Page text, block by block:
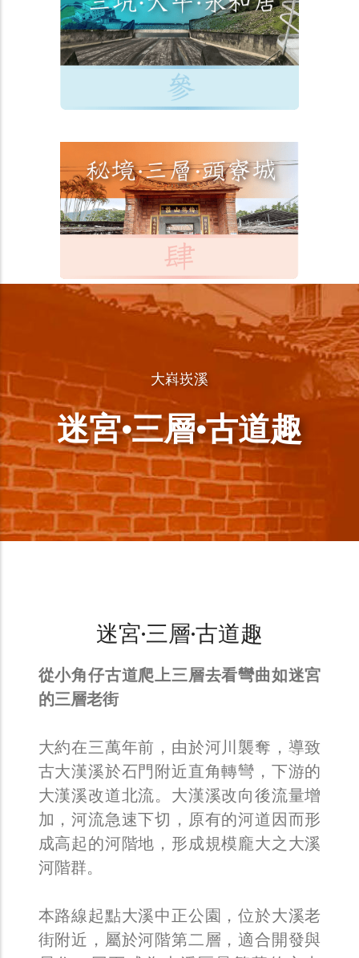
大嵙崁溪
迷宮·三層·古道趣
迷宮·三層·古道趣
從小角仔古道爬上三層去看彎曲如迷宮
的三層老街
大約在三萬年前，由於河川襲奪，導致
古大漢溪於石門附近直角轉彎，下游的
大漢溪改道北流。大漢溪改向後流量增
加，河流急速下切，原有的河道因而形
成高起的河階地，形成規模龐大之大溪
河階群。
本路線起點大溪中正公園，位於大溪老
街附近，屬於河階第二層，適合開發與